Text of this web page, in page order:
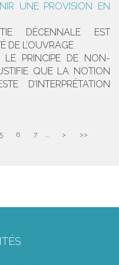
UNE PROVISION EN
DÉCENNALE EST
DE L’OUVRAGE
LE PRINCIPE DE NON-
QUE LA NOTION
D’INTERPRÉTATION
5 6 7 ... > >>